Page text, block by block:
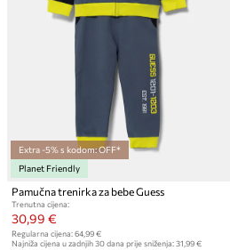
Extra -5% s kodom: OFF*
Planet Friendly
Pamučna trenirka za bebe Guess
Trenutna cijena:
30,99 €
Regularna cijena: 64,99 €
Najniža cijena u zadnjih 30 dana prije sniženja: 31,99 €